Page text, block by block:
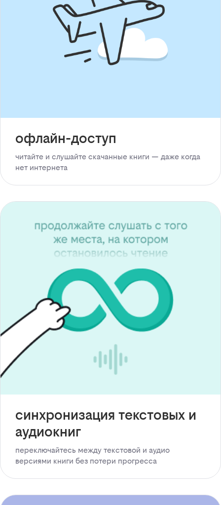
офлайн-доступ
читайте и слушайте скачанные книги — даже когда
нет интернета
синхронизация текстовых и
аудиокниг
переключайтесь между текстовой и аудио
версиями книги без потери прогресса